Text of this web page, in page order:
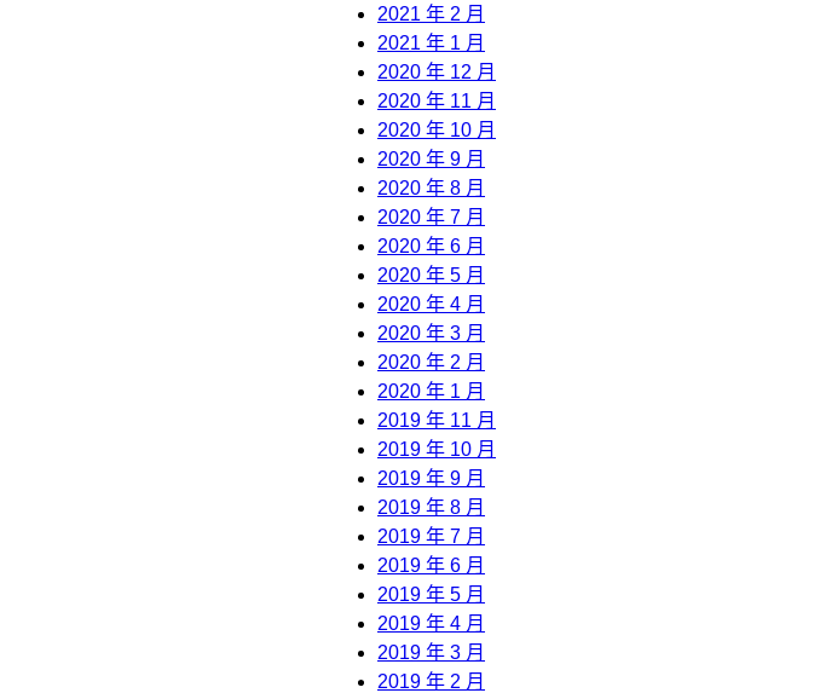
2021 年 2 月
2021 年 1 月
2020 年 12 月
2020 年 11 月
2020 年 10 月
2020 年 9 月
2020 年 8 月
2020 年 7 月
2020 年 6 月
2020 年 5 月
2020 年 4 月
2020 年 3 月
2020 年 2 月
2020 年 1 月
2019 年 11 月
2019 年 10 月
2019 年 9 月
2019 年 8 月
2019 年 7 月
2019 年 6 月
2019 年 5 月
2019 年 4 月
2019 年 3 月
2019 年 2 月